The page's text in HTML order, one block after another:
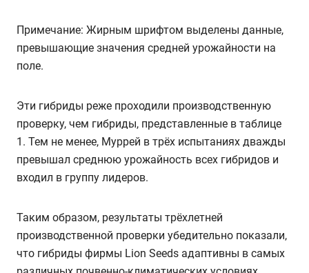
Примечание: Жирным шрифтом выделены данные,
превышающие значения средней урожайности на
поле.
Эти гибриды реже проходили производственную
проверку, чем гибриды, представленные в таблице
1. Тем не менее, Муррей в трёх испытаниях дважды
превышал среднюю урожайность всех гибридов и
входил в группу лидеров.
Таким образом, результаты трёхлетней
производственной проверки убедительно показали,
что гибриды фирмы Lion Seeds адаптивны в самых